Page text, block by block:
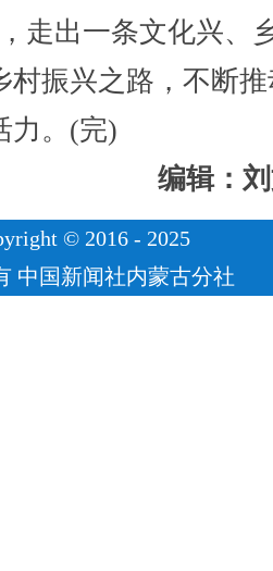
走出一条文化兴、
村振兴之路，不断
力。(完)
编辑：
© 2016 - 2025
中国新闻社内蒙古分社